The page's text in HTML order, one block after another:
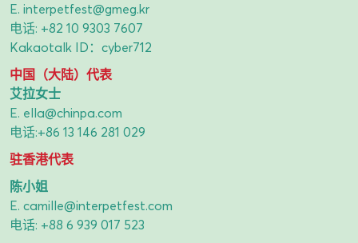
E. interpetfest@gmeg.kr
电话: +82 10 9303 7607
Kakaotalk ID：cyber712
中国（大陆）代表
艾拉女士
E. ella@chinpa.com
电话:+86 13 146 281 029
驻香港代表
陈小姐
E. camille@interpetfest.com
电话: +88 6 939 017 523